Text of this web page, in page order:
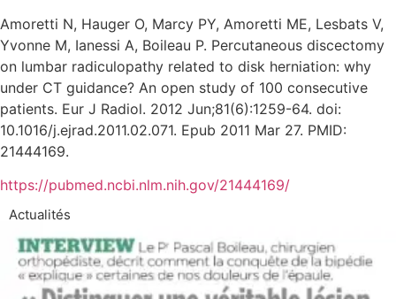
Amoretti N, Hauger O, Marcy PY, Amoretti ME, Lesbats V,
Yvonne M, Ianessi A, Boileau P. Percutaneous discectomy
on lumbar radiculopathy related to disk herniation: why
under CT guidance? An open study of 100 consecutive
patients. Eur J Radiol. 2012 Jun;81(6):1259-64. doi:
10.1016/j.ejrad.2011.02.071. Epub 2011 Mar 27. PMID:
21444169.
https://pubmed.ncbi.nlm.nih.gov/21444169/
Actualités